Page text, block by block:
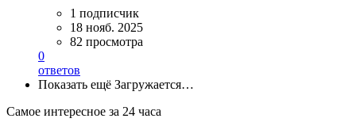
1 подписчик
18 нояб. 2025
82 просмотра
0
ответов
Показать ещё Загружается…
Самое интересное за 24 часа